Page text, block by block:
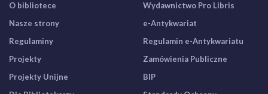
O bibliotece
Nasze strony
Regulaminy
Projekty
Projekty Unijne
Wydawnictwo Pro Libris
e-Antykwariat
Regulamin e-Antykwariatu
Zamówienia Publiczne
BIP